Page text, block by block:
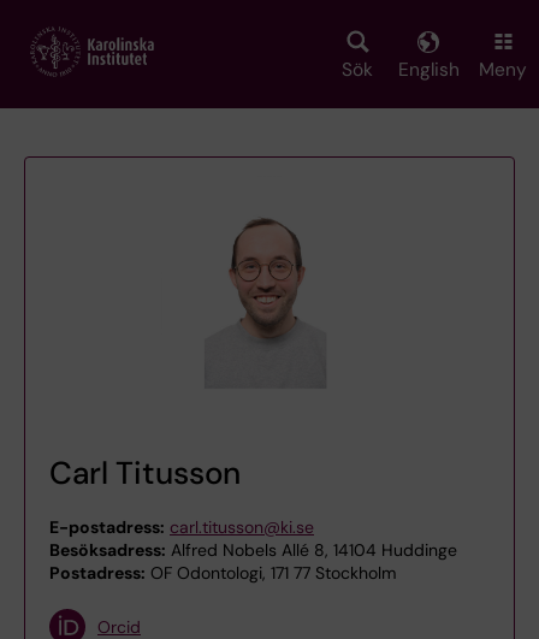
main
Sök English Meny
Carl Titusson
E-postadress: carl.titusson@ki.se
Besöksadress: Alfred Nobels Allé 8, 14104 Huddinge
Postadress: OF Odontologi, 171 77 Stockholm
Orcid